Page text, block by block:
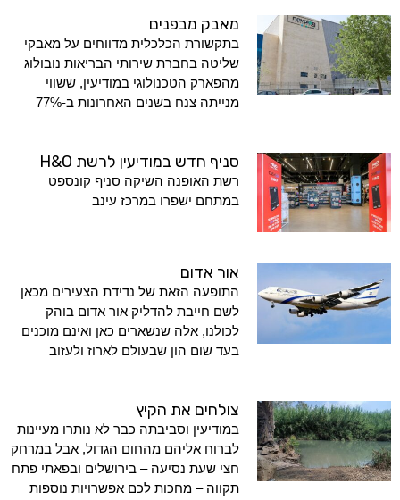
מאבק מבפנים
בתקשורת הכלכלית מדווחים על מאבקי
שליטה בחברת שירותי הבריאות נובולוג
מהפארק הטכנולוגי במודיעין, ששווי
מנייתה צנח בשנים האחרונות ב-77%
סניף חדש במודיעין לרשת H&O
רשת האופנה השיקה סניף קונספט
במתחם ישפרו במרכז עינב
אור אדום
התופעה הזאת של נדידת הצעירים מכאן
לשם חייבת להדליק אור אדום בוהק
לכולנו, אלה שנשארים כאן ואינם מוכנים
בעד שום הון שבעולם לארוז ולעזוב
צולחים את הקיץ
במודיעין וסביבתה כבר לא נותרו מעיינות
לברוח אליהם מהחום הגדול, אבל במרחק
חצי שעת נסיעה – בירושלים ובפאתי פתח
תקווה – מחכות לכם אפשרויות נוספות